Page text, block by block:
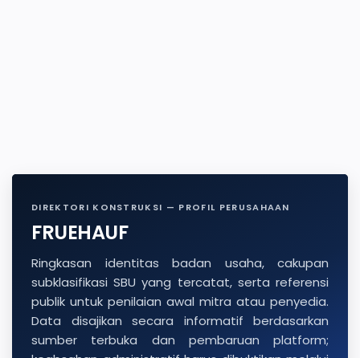
DIREKTORI KONSTRUKSI — PROFIL PERUSAHAAN
FRUEHAUF
Ringkasan identitas badan usaha, cakupan
subklasifikasi SBU yang tercatat, serta referensi
publik untuk penilaian awal mitra atau penyedia.
Data disajikan secara informatif berdasarkan
sumber terbuka dan pembaruan platform;